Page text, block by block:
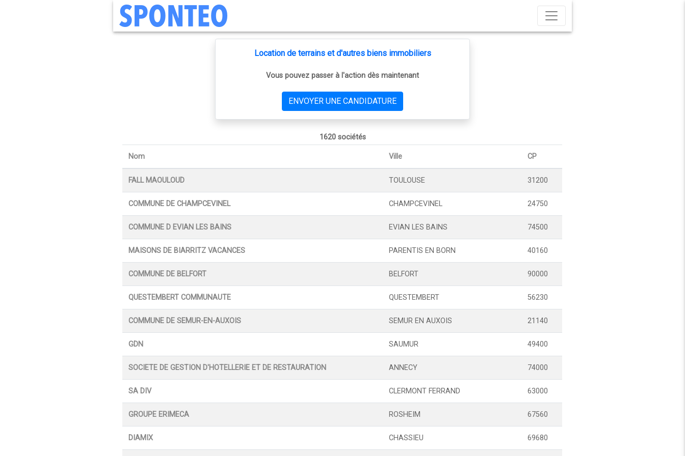
Location de terrains et d'autres biens immobiliers
Vous pouvez passer à l'action dès maintenant
ENVOYER UNE CANDIDATURE
1620 sociétés
Nom Ville CP
FALL MAOULOUD TOULOUSE 31200
COMMUNE DE CHAMPCEVINEL CHAMPCEVINEL 24750
COMMUNE D EVIAN LES BAINS EVIAN LES BAINS 74500
MAISONS DE BIARRITZ VACANCES PARENTIS EN BORN 40160
COMMUNE DE BELFORT BELFORT 90000
QUESTEMBERT COMMUNAUTE QUESTEMBERT 56230
COMMUNE DE SEMUR-EN-AUXOIS SEMUR EN AUXOIS 21140
GDN SAUMUR 49400
SOCIETE DE GESTION D'HOTELLERIE ET DE RESTAURATION ANNECY 74000
SA DIV CLERMONT FERRAND 63000
GROUPE ERIMECA ROSHEIM 67560
DIAMIX CHASSIEU 69680